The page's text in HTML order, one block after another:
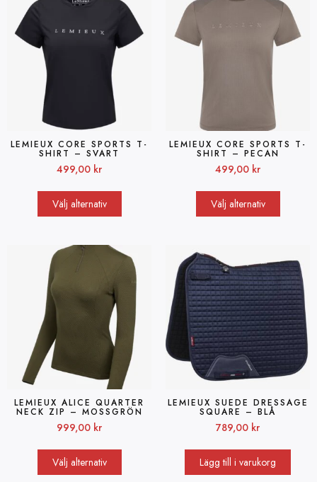
LEMIEUX CORE SPORTS T-
SHIRT – SVART
499,00 kr
Välj alternativ
LEMIEUX CORE SPORTS T-
SHIRT – PECAN
499,00 kr
Välj alternativ
LEMIEUX ALICE QUARTER
NECK ZIP – MOSSGRÖN
999,00 kr
Välj alternativ
LEMIEUX SUEDE DRESSAGE
SQUARE – BLÅ
789,00 kr
Lägg till i varukorg